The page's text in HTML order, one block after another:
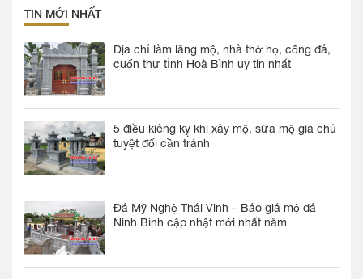
TIN MỚI NHẤT
Địa chỉ làm lăng mộ, nhà thờ họ, cổng đá,
cuốn thư tỉnh Hoà Bình uy tín nhất
5 điều kiêng kỵ khi xây mộ, sửa mộ gia chủ
tuyệt đối cần tránh
Đá Mỹ Nghệ Thái Vinh – Báo giá mộ đá
Ninh Bình cập nhật mới nhất năm